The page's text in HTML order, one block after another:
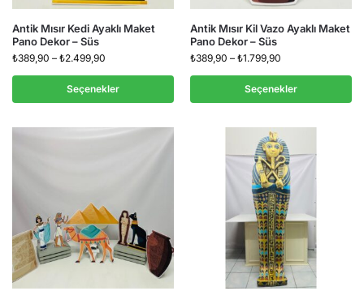
Antik Mısır Kedi Ayaklı Maket
Pano Dekor – Süs
₺389,90 – ₺2.499,90
Seçenekler
Antik Mısır Kil Vazo Ayaklı Maket
Pano Dekor – Süs
₺389,90 – ₺1.799,90
Seçenekler